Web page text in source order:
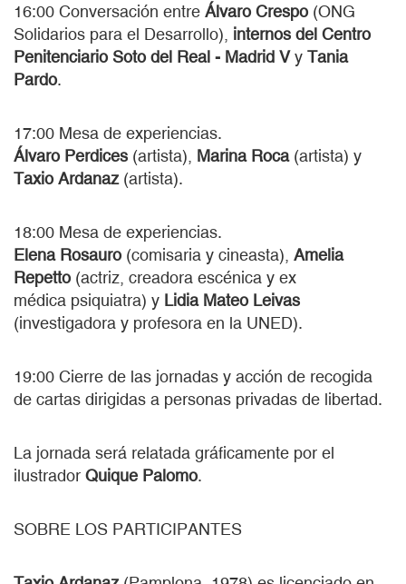
16:00 Conversación entre Álvaro Crespo (ONG
Solidarios para el Desarrollo), internos del Centro
Penitenciario Soto del Real - Madrid Vy Tania
Pardo.
17:00 Mesa de experiencias.
Álvaro Perdices (artista), Marina Roca(artista) y
Taxio Ardanaz (artista).
18:00 Mesa de experiencias.
Elena Rosauro (comisaria y cineasta), Amelia
Repetto (actriz, creadora escénica y ex
médica psiquiatra) y Lidia Mateo Leivas
(investigadora y profesora en la UNED).
19:00 Cierre de las jornadas y acción de recogida
de cartas dirigidas a personas privadas de libertad.
La jornada será relatada gráficamente por el
ilustrador Quique Palomo.
SOBRE LOS PARTICIPANTES